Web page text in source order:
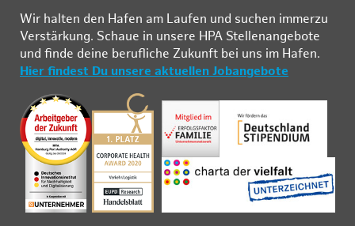
Wir hal­ten den Ha­fen am Lau­fen und su­chen im­mer­zu
Ver­stär­kung. Schau­e in un­se­re HPA Stel­len­an­ge­bo­te
und fin­de deine be­ruf­li­che Zu­kunft bei uns im Ha­fen.
Hier findest Du unsere aktuellen Jobangebote